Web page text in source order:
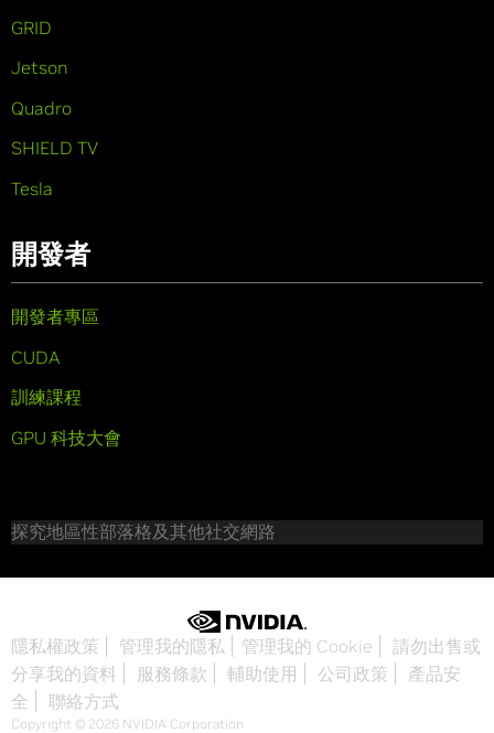
GRID
Jetson
Quadro
SHIELD TV
Tesla
開發者
開發者專區
CUDA
訓練課程
GPU 科技大會
探究地區性部落格及其他社交網路
隱私權政策 管理我的隱私 管理我的 Cookie
請勿出售或
分享我的資料
服務條款 輔助使用 公司政策
產品安
全
聯絡方式
Copyright © 2026 NVIDIA Corporation